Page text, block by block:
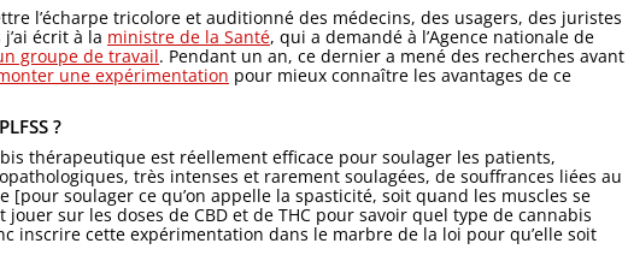
l’écharpe tricolore et auditionné des médecins, des usagers, des juristes
écrit à la ministre de la Santé, qui a demandé à l’Agence nationale de
groupe de travail. Pendant un an, ce dernier a mené des recherches avant
une expérimentation pour mieux connaître les avantages de ce
?
thérapeutique est réellement efficace pour soulager les patients,
très intenses et rarement soulagées, de souffrances liées au
[pour soulager ce qu’on appelle la spasticité, soit quand les muscles se
sur les doses de CBD et de THC pour savoir quel type de cannabis
inscrire cette expérimentation dans le marbre de la loi pour qu’elle soit